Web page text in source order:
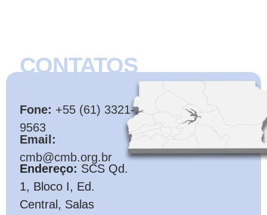
CONTATOS
Fone: +55 (61) 3321-
9563
Email:
cmb@cmb.org.br
Endereço: SCS Qd.
1, Bloco I, Ed.
Central, Salas